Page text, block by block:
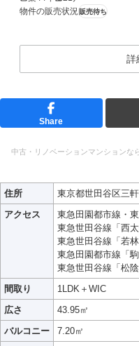
物件の販売状況販売待ち
詳
Share
中古・リノベーションマンションな
住所
東京都世田谷区三
アクセス
東急田園都市線・
東急世田谷線「西
東急世田谷線「若
東急田園都市線「
東急世田谷線「松
間取り
1LDK＋WIC
広さ
43.95㎡
バルコニー
7.20㎡